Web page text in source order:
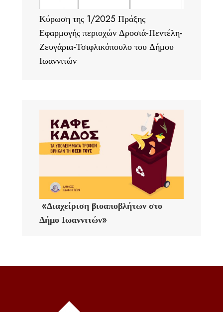
Κύρωση της 1/2025 Πράξης
Εφαρμογής περιοχών Δροσιά-Πεντέλη-
Ζευγάρια-Τσιφλικόπουλο του Δήμου
Ιωαννιτών
«Διαχείριση βιοαποβλήτων στο
Δήμο Ιωαννιτών»